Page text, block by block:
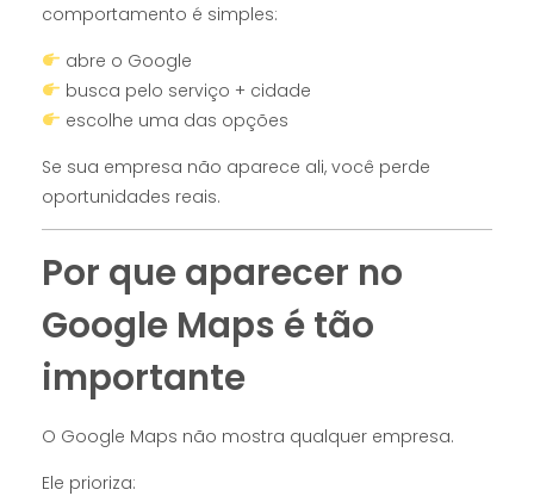
comportamento é simples:
abre o Google
busca pelo serviço + cidade
escolhe uma das opções
Se sua empresa não aparece ali, você perde
oportunidades reais.
Por que aparecer no
Google Maps é tão
importante
O Google Maps não mostra qualquer empresa.
Ele prioriza: